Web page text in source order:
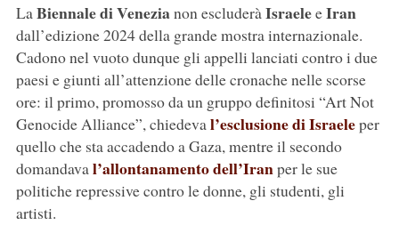
LaBiennale di Venezianon escluderàIsraeleeIran
dall’edizione 2024 della grande mostra internazionale.
Cadono nel vuoto dunque gli appelli lanciati contro i due
paesi e giunti all’attenzione delle cronache nelle scorse
ore: il primo, promosso da un gruppo definitosi “Art Not
Genocide Alliance”, chiedeval’esclusione di Israeleper
quello che sta accadendo a Gaza, mentre il secondo
domandaval’allontanamento dell’Iranper le sue
politiche repressive contro le donne, gli studenti, gli
artisti.